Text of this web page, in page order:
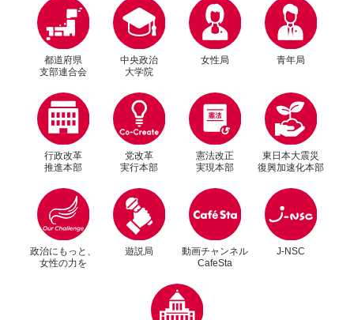
都道府県
支部連合会
中央政治
大学院
女性局 青年局
行政改革
推進本部
党改革
実行本部
憲法改正
実現本部
東日本大震災
復興加速化本部
政治にもっと、
女性の力を
別ウィンドウリンク
遊説局
別ウィンドウリンク
動画チャンネル
CafeSta
J-NSC
別ウィンドウリンク